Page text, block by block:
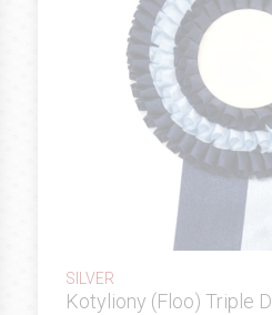
SILVER
Kotyliony (Floo) Triple D